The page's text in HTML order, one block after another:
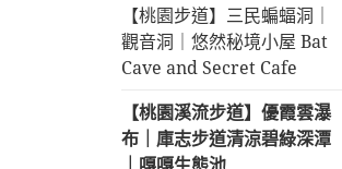
【桃園步道】三民蝙蝠洞｜
觀音洞｜悠然秘境小屋 Bat
Cave and Secret Cafe
【桃園溪流步道】優霞雲瀑
布｜庫志步道清涼碧綠深潭